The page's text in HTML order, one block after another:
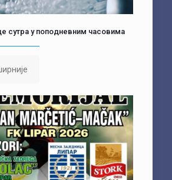
сутра у поподневним часовима